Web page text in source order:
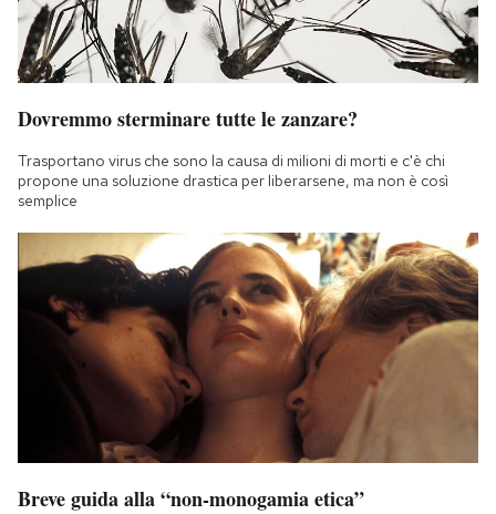
Dovremmo sterminare tutte le zanzare?
Trasportano virus che sono la causa di milioni di morti e c'è chi
propone una soluzione drastica per liberarsene, ma non è così
semplice
Breve guida alla “non-monogamia etica”